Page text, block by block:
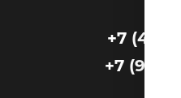
+7 (495)
+7 (965)